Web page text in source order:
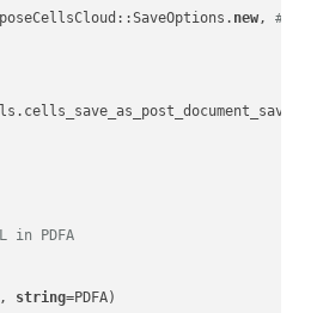
new, #
in PDFA
string=PDFA)